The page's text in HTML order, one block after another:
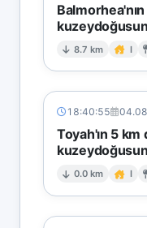
8.7 km I
18:40:55
Toyah'ın 5 km
0.0 km I